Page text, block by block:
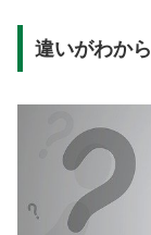
違いがわか